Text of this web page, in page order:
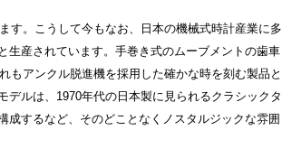
す。こうして今もなお、日本の機械式時計産業に多
生産されています。手巻き式のムーブメントの歯車
もアンクル脱進機を採用した確かな時を刻む製品と
ルは、1970年代の日本製に見られるクラシックタ
するなど、そのどことなくノスタルジックな雰囲